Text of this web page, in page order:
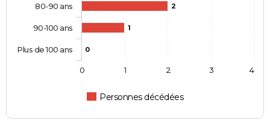
2
1
0
Personnes décédées
80-90 ans
90-100 ans
Plus de 100 ans
0 1 2 3 4